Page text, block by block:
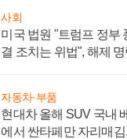
사회
미국 법원 "트럼프 정부
결 조치는 위법", 해제 명
자동차·부품
현대차 올해 SUV 국내
에서 싼타페만 자리매김